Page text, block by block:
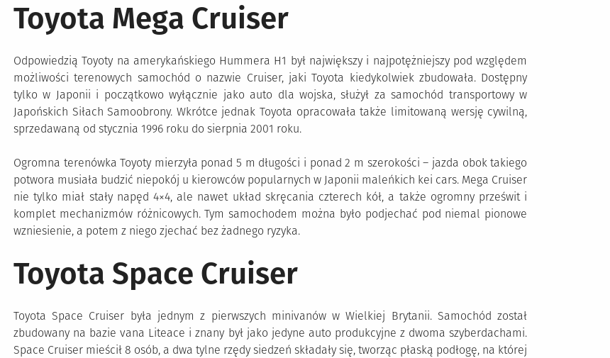
Toyota Mega Cruiser
Odpowiedzią Toyoty na amerykańskiego Hummera H1 był największy i najpotężniejszy pod względem
możliwości terenowych samochód o nazwie Cruiser, jaki Toyota kiedykolwiek zbudowała. Dostępny
tylko w Japonii i początkowo wyłącznie jako auto dla wojska, służył za samochód transportowy w
Japońskich Siłach Samoobrony. Wkrótce jednak Toyota opracowała także limitowaną wersję cywilną,
sprzedawaną od stycznia 1996 roku do sierpnia 2001 roku.
Ogromna terenówka Toyoty mierzyła ponad 5 m długości i ponad 2 m szerokości – jazda obok takiego
potwora musiała budzić niepokój u kierowców popularnych w Japonii maleńkich kei cars. Mega Cruiser
nie tylko miał stały napęd 4×4, ale nawet układ skręcania czterech kół, a także ogromny prześwit i
komplet mechanizmów różnicowych. Tym samochodem można było podjechać pod niemal pionowe
wzniesienie, a potem z niego zjechać bez żadnego ryzyka.
Toyota Space Cruiser
Toyota Space Cruiser była jednym z pierwszych minivanów w Wielkiej Brytanii. Samochód został
zbudowany na bazie vana Liteace i znany był jako jedyne auto produkcyjne z dwoma szyberdachami.
Space Cruiser mieścił 8 osób, a dwa tylne rzędy siedzeń składały się, tworząc płaską podłogę, na której